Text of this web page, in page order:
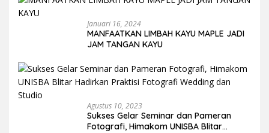
Januari 16, 2024
MANFAATKAN LIMBAH KAYU MAPLE JADI
JAM TANGAN KAYU
Agustus 10, 2023
Sukses Gelar Seminar dan Pameran
Fotografi, Himakom UNISBA Blitar